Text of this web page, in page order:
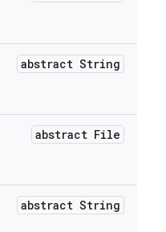
abstract String
abstract File
abstract String